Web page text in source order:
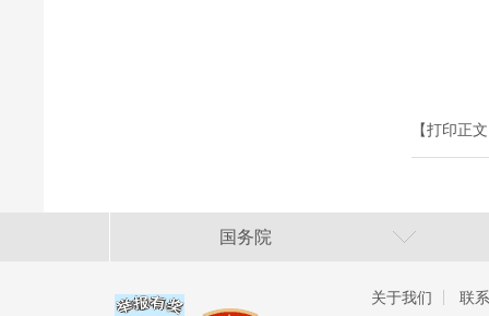
【打印正
国务院
关于我们
联